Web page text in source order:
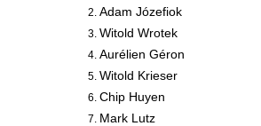
Adam Józefiok
Witold Wrotek
Aurélien Géron
Witold Krieser
Chip Huyen
Mark Lutz